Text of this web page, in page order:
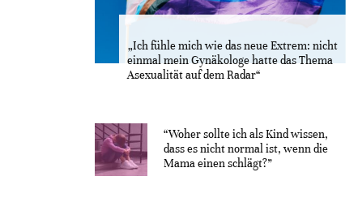
„Ich fühle mich wie das neue Extrem: nicht
einmal mein Gynäkologe hatte das Thema
Asexualität auf dem Radar“
“Woher sollte ich als Kind wissen,
dass es nicht normal ist, wenn die
Mama einen schlägt?”